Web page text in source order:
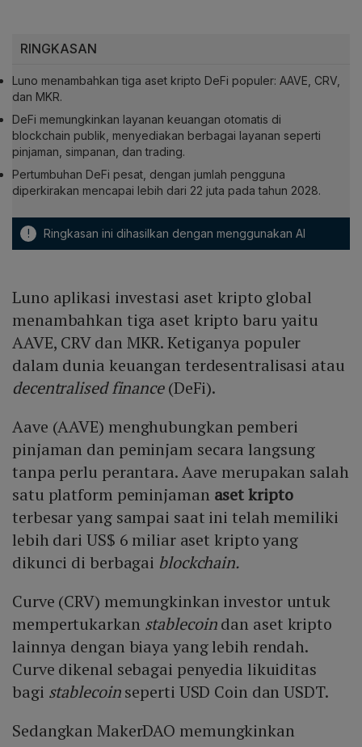
RINGKASAN
Luno menambahkan tiga aset kripto DeFi populer: AAVE, CRV,
dan MKR.
DeFi memungkinkan layanan keuangan otomatis di
blockchain publik, menyediakan berbagai layanan seperti
pinjaman, simpanan, dan trading.
Pertumbuhan DeFi pesat, dengan jumlah pengguna
diperkirakan mencapai lebih dari 22 juta pada tahun 2028.
! Ringkasan ini dihasilkan dengan menggunakan AI
Luno aplikasi investasi aset kripto global
menambahkan tiga aset kripto baru yaitu
AAVE, CRV dan MKR. Ketiganya populer
dalam dunia keuangan terdesentralisasi atau
decentralised finance(DeFi).
Aave (AAVE) menghubungkan pemberi
pinjaman dan peminjam secara langsung
tanpa perlu perantara. Aave merupakan salah
satu platform peminjaman aset kripto
terbesar yang sampai saat ini telah memiliki
lebih dari US$ 6 miliar aset kripto yang
dikunci di berbagai blockchain.
Curve (CRV) memungkinkan investor untuk
mempertukarkan stablecoindan aset kripto
lainnya dengan biaya yang lebih rendah.
Curve dikenal sebagai penyedia likuiditas
bagi stablecoinseperti USD Coin dan USDT.
Sedangkan MakerDAO memungkinkan